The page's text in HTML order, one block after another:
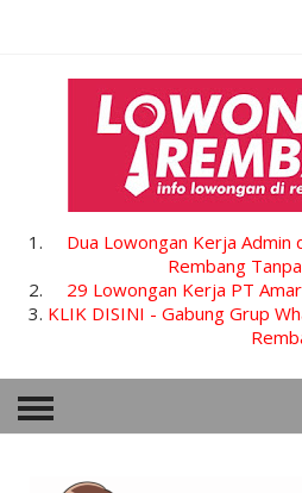
Dua Lowongan Kerja Admin
Rembang
29 Lowongan Kerja PT
KLIK DISINI - Gabung Grup
HOME